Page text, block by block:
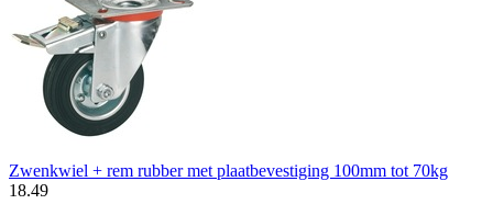
Zwenkwiel + rem rubber met plaatbevestiging 100mm tot 70kg
18.49